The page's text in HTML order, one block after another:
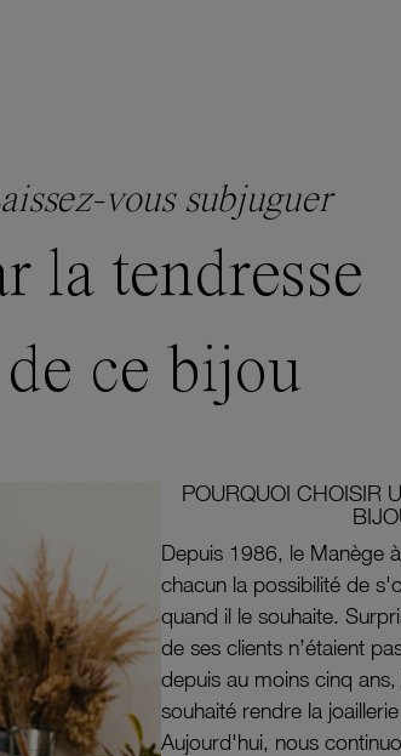
vous subjuguer
la tendresse
de ce bijou
POURQUOI CHOISIR
Depuis 1986, le Manège
chacun la possibilité de
quand il le souhaite.
de ses clients n’étaient
depuis au moins cinq
souhaité rendre la
Aujourd'hui, nous